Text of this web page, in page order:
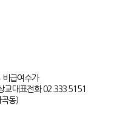
비급여수가
교대표전화 02.333.5151
동)